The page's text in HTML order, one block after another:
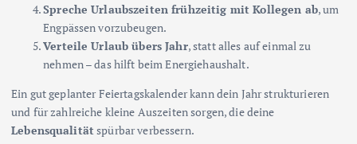
Spreche Urlaubszeiten frühzeitig mit Kollegen ab, um
Engpässen vorzubeugen.
Verteile Urlaub übers Jahr, statt alles auf einmal zu
nehmen – das hilft beim Energiehaushalt.
Ein gut geplanter Feiertagskalender kann dein Jahr strukturieren
und für zahlreiche kleine Auszeiten sorgen, die deine
Lebensqualitätspürbar verbessern.